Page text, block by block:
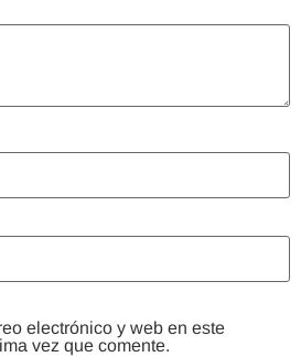
electrónico y web en este
vez que comente.